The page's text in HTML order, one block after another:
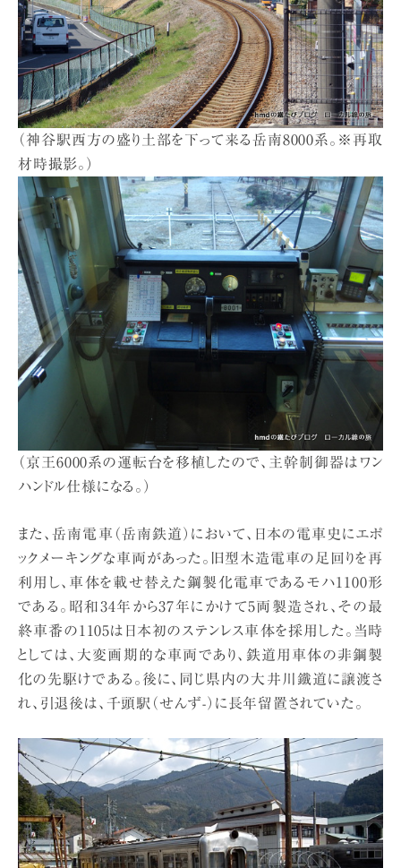
（神谷駅西方の盛り土部を下って来る岳南8000系。※再取
材時撮影。）
（京王6000系の運転台を移植したので、主幹制御器はワン
ハンドル仕様になる。）
また、岳南電車（岳南鉄道）において、日本の電車史にエポ
ックメーキングな車両があった。旧型木造電車の足回りを再
利用し、車体を載せ替えた鋼製化電車であるモハ1100形
である。昭和34年から37年にかけて5両製造され、その最
終車番の1105は日本初のステンレス車体を採用した。当時
としては、大変画期的な車両であり、鉄道用車体の非鋼製
化の先駆けである。後に、同じ県内の大井川鐵道に譲渡さ
れ、引退後は、千頭駅（せんず-）に長年留置されていた。